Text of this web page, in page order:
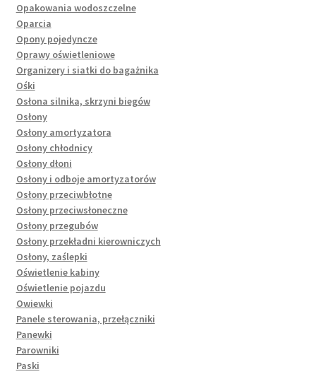
Opakowania wodoszczelne
Oparcia
Opony pojedyncze
Oprawy oświetleniowe
Organizery i siatki do bagażnika
Ośki
Osłona silnika, skrzyni biegów
Osłony
Osłony amortyzatora
Osłony chłodnicy
Osłony dłoni
Osłony i odboje amortyzatorów
Osłony przeciwbłotne
Osłony przeciwsłoneczne
Osłony przegubów
Osłony przekładni kierowniczych
Osłony, zaślepki
Oświetlenie kabiny
Oświetlenie pojazdu
Owiewki
Panele sterowania, przełączniki
Panewki
Parowniki
Paski